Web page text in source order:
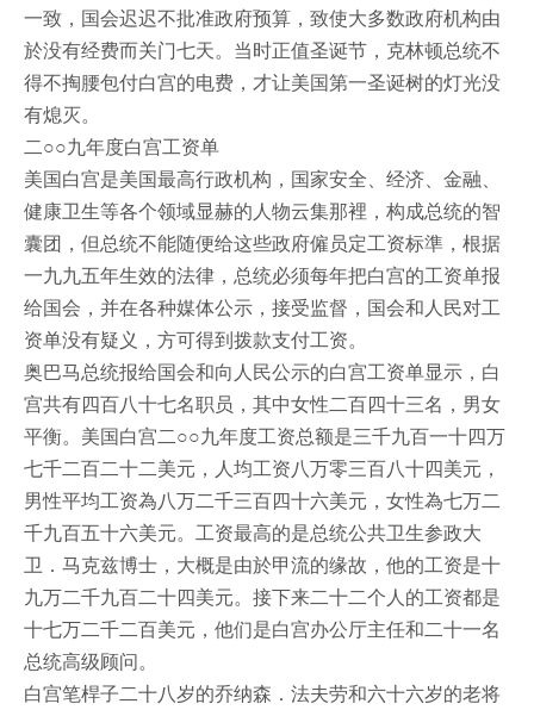
一致，国会迟迟不批准政府预算，致使大多数政府机构由
於没有经费而关门七天。当时正值圣诞节，克林顿总统不
得不掏腰包付白宫的电费，才让美国第一圣诞树的灯光没
有熄灭。
二○○九年度白宫工资单
美国白宫是美国最高行政机构，国家安全、经济、金融、
健康卫生等各个领域显赫的人物云集那裡，构成总统的智
囊团，但总统不能随便给这些政府僱员定工资标準，根据
一九九五年生效的法律，总统必须每年把白宫的工资单报
给国会，并在各种媒体公示，接受监督，国会和人民对工
资单没有疑义，方可得到拨款支付工资。
奥巴马总统报给国会和向人民公示的白宫工资单显示，白
宫共有四百八十七名职员，其中女性二百四十三名，男女
平衡。美国白宫二○○九年度工资总额是三千九百一十四万
七千二百二十二美元，人均工资八万零三百八十四美元，
男性平均工资為八万二千三百四十六美元，女性為七万二
千九百五十六美元。工资最高的是总统公共卫生参政大
卫．马克兹博士，大概是由於甲流的缘故，他的工资是十
九万二千九百二十四美元。接下来二十二个人的工资都是
十七万二千二百美元，他们是白宫办公厅主任和二十一名
总统高级顾问。
白宫笔桿子二十八岁的乔纳森．法夫劳和六十六岁的老将